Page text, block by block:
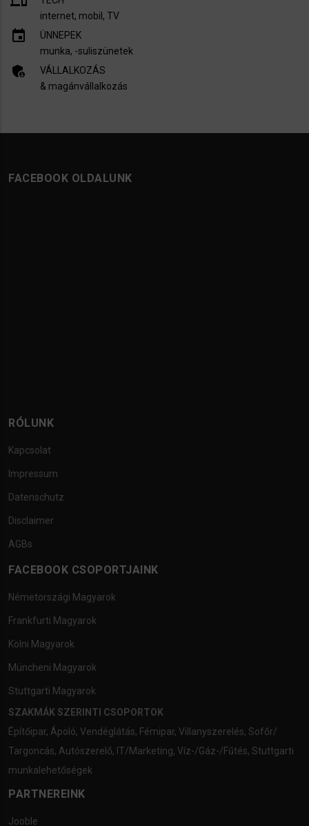
internet, mobil, TV​
insert_invitation
ÜNNEPEK
munka, -suliszünetek
admin_panel_settings
VÁLLALKOZÁS
& magánvállalkozás
FACEBOOK OLDALUNK
RÓLUNK
Kapcsolat
Impressum
Datenschutz
Disclaimer
AGBs
FACEBOOK CSOPORTJAINK
Németországi Magyarok
Frankfurti Magyarok
Kölni Magyarok
Müncheni Magyarok
Stuttgarti Magyarok
SZAKMÁK SZERINTI CSOPORTOK
Építőipar, Ápoló, Vendéglátás, Fémipar, Villanyszerelés, Sofőr/
Targoncás, Autószerelő, IT/Marketing, Víz-/Gáz-/Fűtés, Stuttgarti
munkalehetőségek
PARTNEREINK
Jooble